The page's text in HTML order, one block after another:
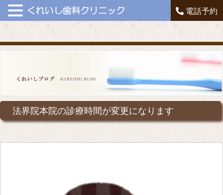
電話予約
法界院本院の診療時間が変更になります